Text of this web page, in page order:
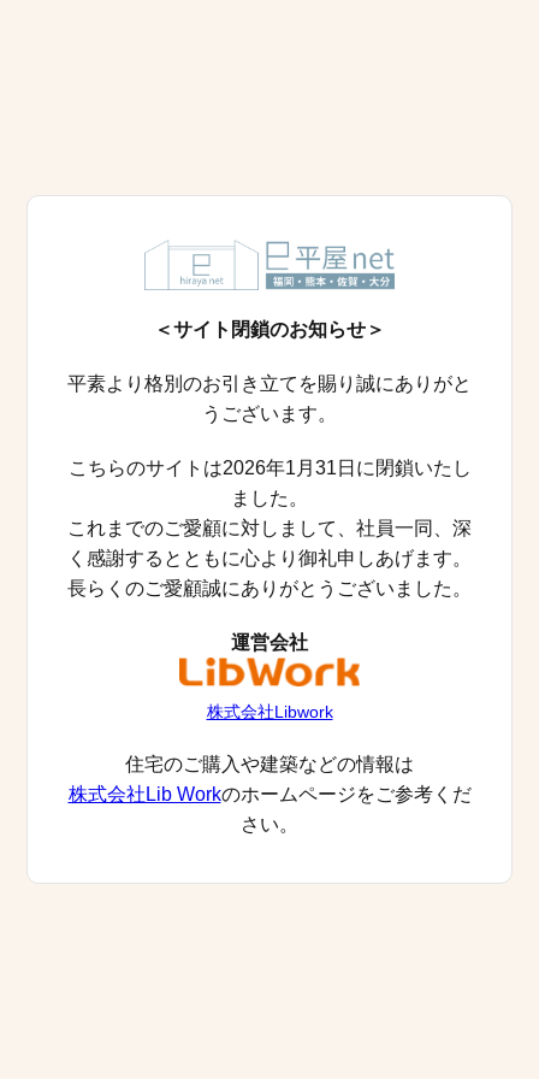
＜サイト閉鎖のお知らせ＞
平素より格別のお引き立てを賜り誠にありがと
うございます。
こちらのサイトは2026年1月31日に閉鎖いたし
ました。
これまでのご愛顧に対しまして、社員一同、深
く感謝するとともに心より御礼申しあげます。
長らくのご愛顧誠にありがとうございました。
運営会社
株式会社Libwork
住宅のご購入や建築などの情報は
株式会社Lib Workのホームページをご参考くだ
さい。